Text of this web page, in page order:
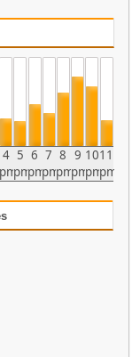
4 5
pm
6
pm
7
pm
8
pm
9
pm
10
pm
11
pm